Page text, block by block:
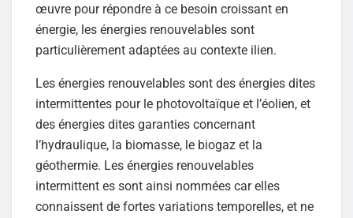
œuvre pour répondre à ce besoin croissant en
énergie, les énergies renouvelables sont
particulièrement adaptées au contexte ilien.
Les énergies renouvelables sont des énergies dites
intermittentes pour le photovoltaïque et l’éolien, et
des énergies dites garanties concernant
l’hydraulique, la biomasse, le biogaz et la
géothermie. Les énergies renouvelables
intermittent es sont ainsi nommées car elles
connaissent de fortes variations temporelles, et ne